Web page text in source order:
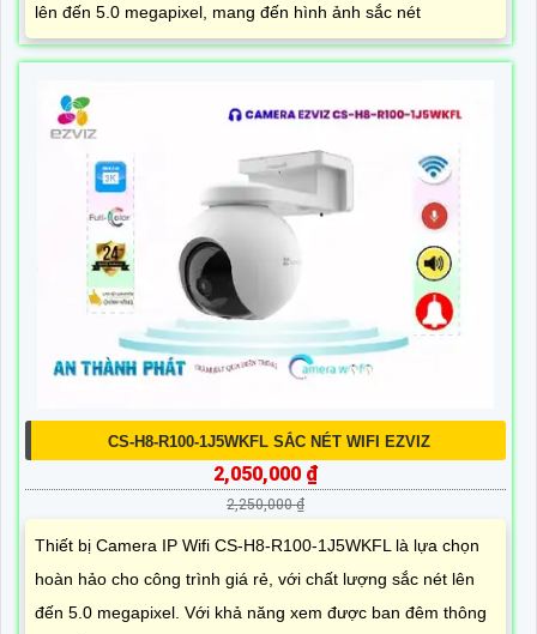
lên đến 5.0 megapixel, mang đến hình ảnh sắc nét
CS-H8-R100-1J5WKFL SẮC NÉT WIFI EZVIZ
2,050,000 ₫
2,250,000 ₫
Thiết bị Camera IP Wifi CS-H8-R100-1J5WKFL là lựa chọn
hoàn hảo cho công trình giá rẻ, với chất lượng sắc nét lên
đến 5.0 megapixel. Với khả năng xem được ban đêm thông